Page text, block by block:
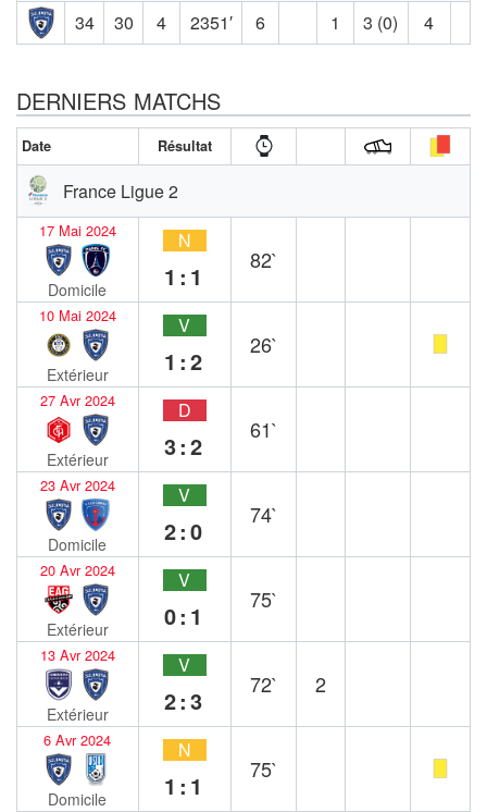
34 30 4 2351′ 6 1 3 (0) 4
DERNIERS MATCHS
Date Résultat
France Ligue 2
17 Mai 2024
Domicile
N
1:1
82`
10 Mai 2024
Extérieur
V
1:2
26`
27 Avr 2024
Extérieur
D
3:2
61`
23 Avr 2024
Domicile
V
2:0
74`
20 Avr 2024
Extérieur
V
0:1
75`
13 Avr 2024
Extérieur
V
2:3
72` 2
6 Avr 2024
Domicile
N
1:1
75`